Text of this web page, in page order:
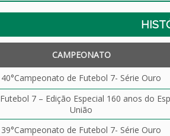
CAMPEONATO
40°Campeonato de Futebol 7- Série Ouro
7 – Edição Especial 160 anos do
União
39°Campeonato de Futebol 7- Série Ouro